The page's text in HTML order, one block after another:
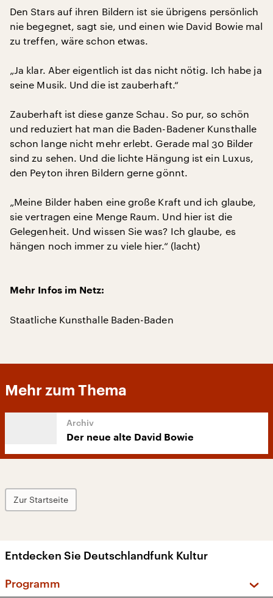
Den Stars auf ihren Bildern ist sie übrigens persönlich
nie begegnet, sagt sie, und einen wie David Bowie mal
zu treffen, wäre schon etwas.
„Ja klar. Aber eigentlich ist das nicht nötig. Ich habe ja
seine Musik. Und die ist zauberhaft.“
Zauberhaft ist diese ganze Schau. So pur, so schön
und reduziert hat man die Baden-Badener Kunsthalle
schon lange nicht mehr erlebt. Gerade mal 30 Bilder
sind zu sehen. Und die lichte Hängung ist ein Luxus,
den Peyton ihren Bildern gerne gönnt.
„Meine Bilder haben eine große Kraft und ich glaube,
sie vertragen eine Menge Raum. Und hier ist die
Gelegenheit. Und wissen Sie was? Ich glaube, es
hängen noch immer zu viele hier.“ (lacht)
Mehr Infos im Netz:
Staatliche Kunsthalle Baden-Baden
Mehr zum Thema
Der neue alte David Bowie
Zur Startseite
Entdecken Sie Deutschlandfunk Kultur
Programm